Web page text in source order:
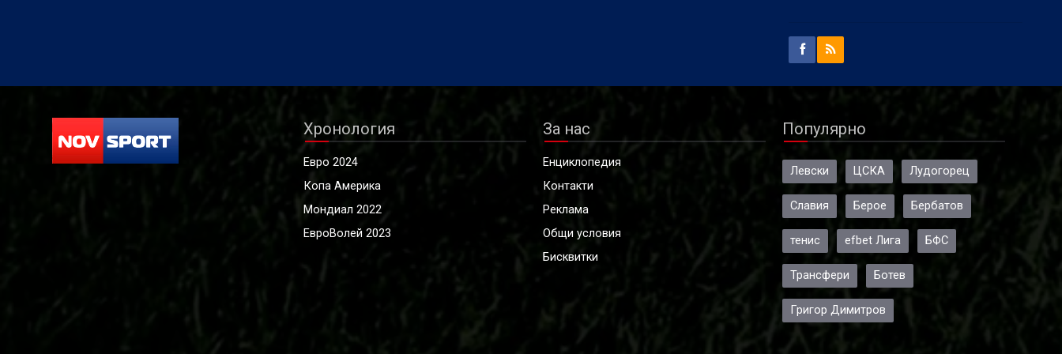
Хронология
Евро 2024
Копа Америка
Мондиал 2022
ЕвроВолей 2023
За нас
Енциклопедия
Контакти
Реклама
Общи условия
Бисквитки
Популярно
Левски ЦСКА Лудогорец
Славия Берое Бербатов
тенис efbet Лига БФС
Трансфери Ботев
Григор Димитров